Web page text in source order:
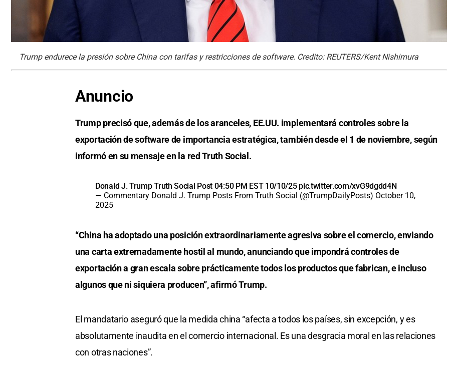
Trump endurece la presión sobre China con tarifas y restricciones de software. Credito: REUTERS/Kent Nishimura
Anuncio
Trump precisó que, además de los aranceles, EE.UU. implementará controles sobre la
exportación de software de importancia estratégica, también desde el 1 de noviembre, según
informó en su mensaje en la red Truth Social.
Donald J. Trump Truth Social Post 04:50 PM EST 10/10/25 pic.twitter.com/xvG9dgdd4N
— Commentary Donald J. Trump Posts From Truth Social (@TrumpDailyPosts) October 10,
2025
“China ha adoptado una posición extraordinariamente agresiva sobre el comercio, enviando
una carta extremadamente hostil al mundo, anunciando que impondrá controles de
exportación a gran escala sobre prácticamente todos los productos que fabrican, e incluso
algunos que ni siquiera producen”, afirmó Trump.
El mandatario aseguró que la medida china “afecta a todos los países, sin excepción, y es
absolutamente inaudita en el comercio internacional. Es una desgracia moral en las relaciones
con otras naciones”.